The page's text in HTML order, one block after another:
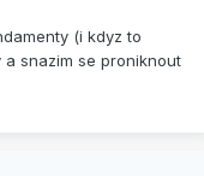
(i kdyz to
a snazim se proniknout